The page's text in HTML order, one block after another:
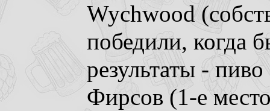
Wychwood
победили, когда
результаты -
Фирсов (1-е